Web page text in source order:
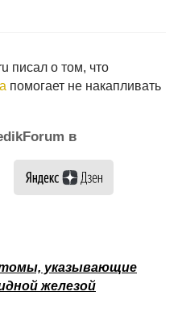
писал о том, что
помогает не накапливать
в
указывающие
железой